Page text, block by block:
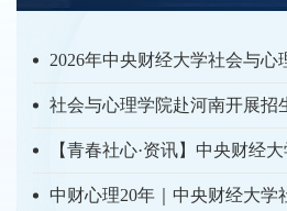
社会与心理学院赴河南开展招